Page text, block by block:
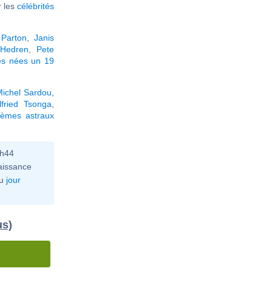
lescélébrités
,Janis
Pete
nées un 19
Sardou
Tsonga
astraux
jour